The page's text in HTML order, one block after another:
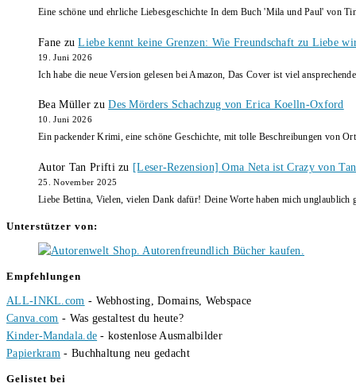
Eine schöne und ehrliche Liebesgeschichte In dem Buch 'Mila und Paul' von
Fane zuLiebe kennt keine Grenzen: Wie Freundschaft zu Liebe
19. Juni 2026
Ich habe die neue Version gelesen bei Amazon, Das Cover ist viel
Bea Müller zuDes Mörders Schachzug von Erica Koelln-Oxford
10. Juni 2026
Ein packender Krimi, eine schöne Geschichte, mit tolle Beschreibungen von
Autor Tan Prifti zu [Leser-Rezension] Oma Neta ist Crazy von
25. November 2025
Liebe Bettina, Vielen, vielen Dank dafür! Deine Worte haben mich unglaublich
Unterstützer von:
Empfehlungen
ALL-INKL.com - Webhosting, Domains, Webspace
Canva.com - Was gestaltest du heute?
Kinder-Mandala.de - kostenlose Ausmalbilder
Papierkram - Buchhaltung neu gedacht
Gelistet bei